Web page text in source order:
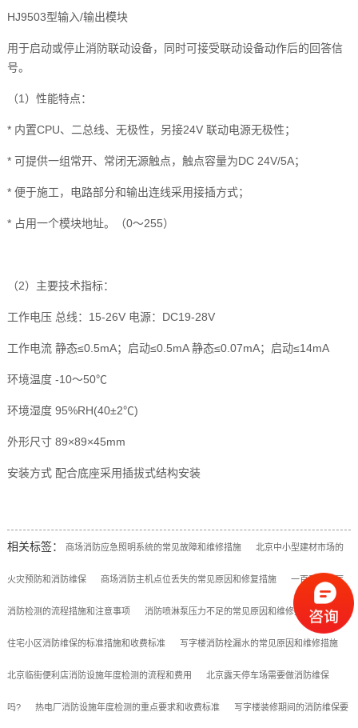
HJ9503型输入/输出模块
用于启动或停止消防联动设备，同时可接受联动设备动作后的回答信
号。
（1）性能特点：
* 内置CPU、二总线、无极性，另接24V 联动电源无极性；
* 可提供一组常开、常闭无源触点，触点容量为DC 24V/5A；
* 便于施工，电路部分和输出连线采用接插方式；
* 占用一个模块地址。（0～255）
（2）主要技术指标：
工作电压 总线：15-26V 电源：DC19-28V
工作电流 静态≤0.5mA；启动≤0.5mA 静态≤0.07mA；启动≤14mA
环境温度 -10～50℃
环境湿度 95%RH(40±2℃)
外形尺寸 89×89×45mm
安装方式 配合底座采用插拔式结构安装
相关标签： 商场消防应急照明系统的常见故障和维修措施 北京中小型建材市场的
火灾预防和消防维保 商场消防主机点位丢失的常见原因和修复措施 一百平咖啡厅
消防检测的流程措施和注意事项 消防喷淋泵压力不足的常见原因和维修措施 昌平
住宅小区消防维保的标准措施和收费标准 写字楼消防栓漏水的常见原因和维修措施
北京临街便利店消防设施年度检测的流程和费用 北京露天停车场需要做消防维保
吗? 热电厂消防设施年度检测的重点要求和收费标准 写字楼装修期间的消防维保要